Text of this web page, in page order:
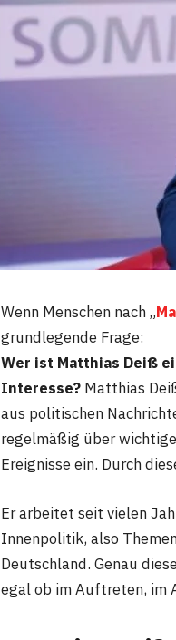
Wenn Menschen nach „
grundlegende Frage:
Wer ist Matthias Deiß
Interesse? Matthias
aus politischen
regelmäßig über
Ereignisse ein. Durch
Er arbeitet seit vielen
Innenpolitik, also
Deutschland. Genau
egal ob im Auftreten, im